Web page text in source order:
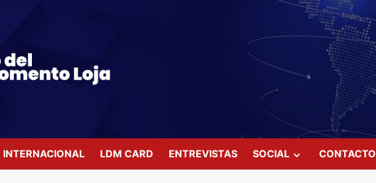
INTERNACIONAL LDM CARD ENTREVISTAS SOCIAL CONTACTO